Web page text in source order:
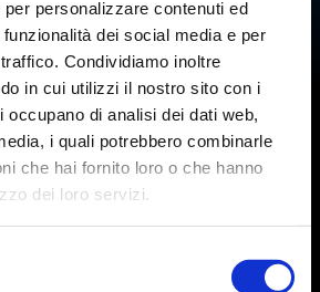
personalizzare contenuti ed
dei social media e per
Condividiamo inoltre
in cui utilizzi il nostro sito con i
occupano di analisi dei dati web,
i quali potrebbero combinarle
che hai fornito loro o che hanno
dei loro servizi.
dei dati personali dopo aver preso